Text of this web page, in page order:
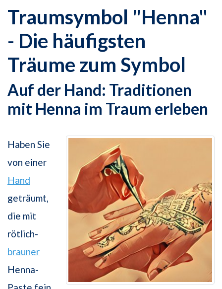
Traumsymbol "Henna"
- Die häufigsten
Träume zum Symbol
Auf der Hand: Traditionen
mit Henna im Traum erleben
Haben Sie
von einer
Hand
geträumt,
die mit
rötlich-
brauner
Henna-